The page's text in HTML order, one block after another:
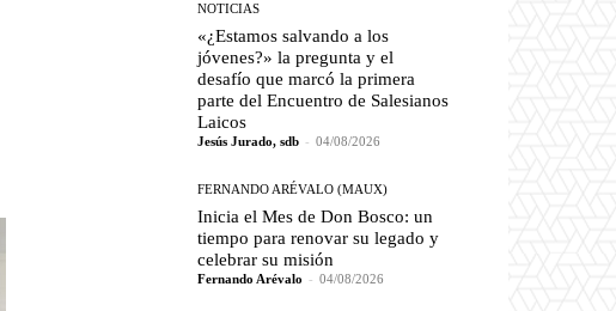
NOTICIAS
«¿Estamos salvando a los
jóvenes?» la pregunta y el
desafío que marcó la primera
parte del Encuentro de Salesianos
Laicos
Jesús Jurado, sdb - 04/08/2026
FERNANDO ARÉVALO (MAUX)
Inicia el Mes de Don Bosco: un
tiempo para renovar su legado y
celebrar su misión
Fernando Arévalo - 04/08/2026